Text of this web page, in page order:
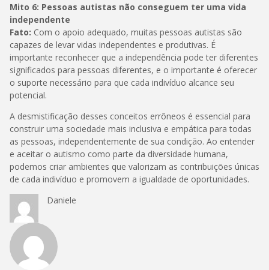
Mito 6: Pessoas autistas não conseguem ter uma vida
independente
Fato: Com o apoio adequado, muitas pessoas autistas são
capazes de levar vidas independentes e produtivas. É
importante reconhecer que a independência pode ter diferentes
significados para pessoas diferentes, e o importante é oferecer
o suporte necessário para que cada indivíduo alcance seu
potencial.
A desmistificação desses conceitos errôneos é essencial para
construir uma sociedade mais inclusiva e empática para todas
as pessoas, independentemente de sua condição. Ao entender
e aceitar o autismo como parte da diversidade humana,
podemos criar ambientes que valorizam as contribuições únicas
de cada indivíduo e promovem a igualdade de oportunidades.
Daniele